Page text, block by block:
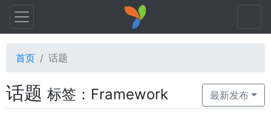
首页 话题
话题 标签：Framework 最新发布